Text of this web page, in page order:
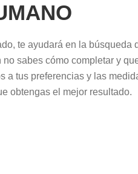
te ayudará en la búsqueda
sabes cómo completar y
a tus preferencias y las
obtengas el mejor resultado.